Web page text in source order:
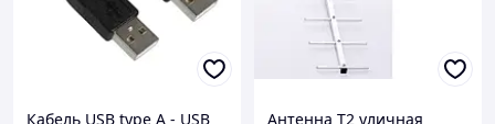
Кабель USB type A - USB
Антенна Т2 уличная